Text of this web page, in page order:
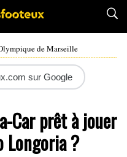
de Marseille
sur Google
Car prêt à jouer
Longoria ?